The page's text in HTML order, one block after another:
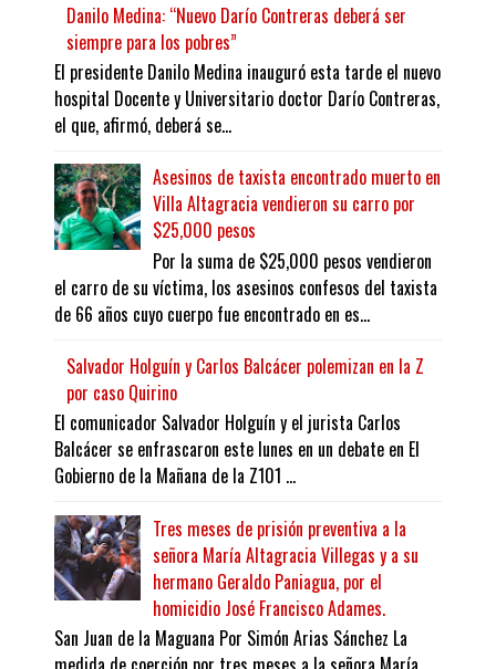
Danilo Medina: “Nuevo Darío Contreras deberá ser
siempre para los pobres”
El presidente Danilo Medina inauguró esta tarde el nuevo
hospital Docente y Universitario doctor Darío Contreras,
el que, afirmó, deberá se...
Asesinos de taxista encontrado muerto en
Villa Altagracia vendieron su carro por
$25,000 pesos
Por la suma de $25,000 pesos vendieron
el carro de su víctima, los asesinos confesos del taxista
de 66 años cuyo cuerpo fue encontrado en es...
Salvador Holguín y Carlos Balcácer polemizan en la Z
por caso Quirino
El comunicador Salvador Holguín y el jurista Carlos
Balcácer se enfrascaron este lunes en un debate en El
Gobierno de la Mañana de la Z101 ...
Tres meses de prisión preventiva a la
señora María Altagracia Villegas y a su
hermano Geraldo Paniagua, por el
homicidio José Francisco Adames.
San Juan de la Maguana Por Simón Arias Sánchez La